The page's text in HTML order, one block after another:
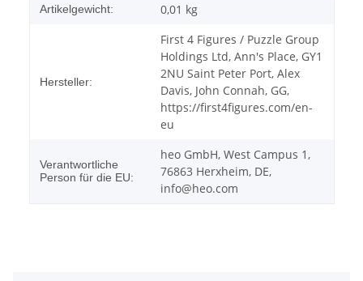
Artikelgewicht: 0,01 kg
Hersteller:
First 4 Figures / Puzzle Group
Holdings Ltd, Ann's Place, GY1
2NU Saint Peter Port, Alex
Davis, John Connah, GG,
https://first4figures.com/en-
eu
Verantwortliche
Person für die EU:
heo GmbH, West Campus 1,
76863 Herxheim, DE,
info@heo.com